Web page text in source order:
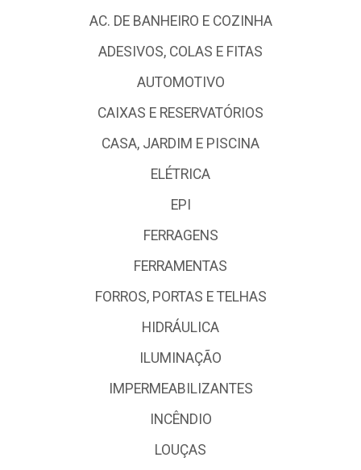
AC. DE BANHEIRO E COZINHA
ADESIVOS, COLAS E FITAS
AUTOMOTIVO
CAIXAS E RESERVATÓRIOS
CASA, JARDIM E PISCINA
ELÉTRICA
EPI
FERRAGENS
FERRAMENTAS
FORROS, PORTAS E TELHAS
HIDRÁULICA
ILUMINAÇÃO
IMPERMEABILIZANTES
INCÊNDIO
LOUÇAS